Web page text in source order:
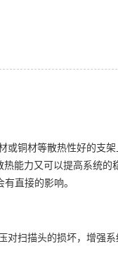
铜材等散热性好的支
能力又可以提高系统的
直接的影响。
扫描头的损坏，增强